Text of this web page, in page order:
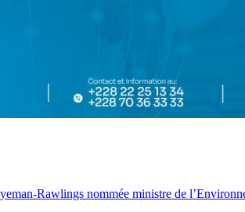
Rawlings nommée ministre de